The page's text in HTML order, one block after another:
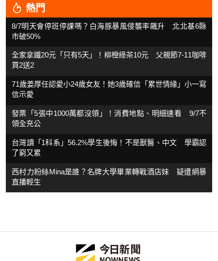
熱門
8/7明天會停班停課嗎？白海豚暴風侵襲率飆升 北北基6縣
市破50%
全家拿鐵20元「只有5天」！柳橙綠茶10元 父親節7-11咖啡
買2送2
71歲姜厚任認愛小24歲女友！她3歲確信「累世情緣」小一寫
信示愛
發票「5張中1000萬都沒領」！消費地點、明細速看 9/7不
領全充公
台灣讀「1科系」56.2%學生後悔！不是獸醫、中文 學霸認
了窮又累
西村力粉絲Mina是誰？名牌大學畢業轉戰酒店妹 疑遭網暴
直播輕生